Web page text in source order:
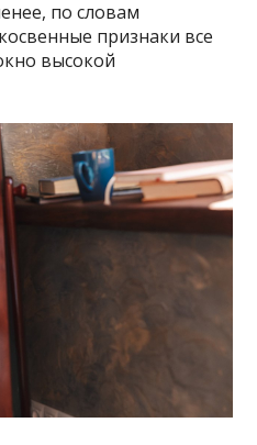
по словам
признаки все
высокой